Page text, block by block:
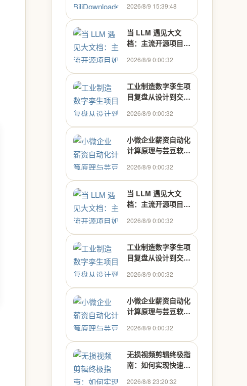
载的.NET技术方案
2026/8/9 15:39:48
当 LLM 遇见大文
档：主流开源项目如
2026/8/9 0:00:32
工业制造数字孪生项
目复盘从设计到交付
2026/8/9 0:00:32
小微企业薪资自动化
计算原理与芸豆软件
2026/8/9 0:00:32
当 LLM 遇见大文
档：主流开源项目如
2026/8/9 0:00:32
工业制造数字孪生项
目复盘从设计到交付
2026/8/9 0:00:32
小微企业薪资自动化
计算原理与芸豆软件
2026/8/9 0:00:32
无损视频剪辑终极指
南：如何实现快速高
2026/8/8 23:20:32